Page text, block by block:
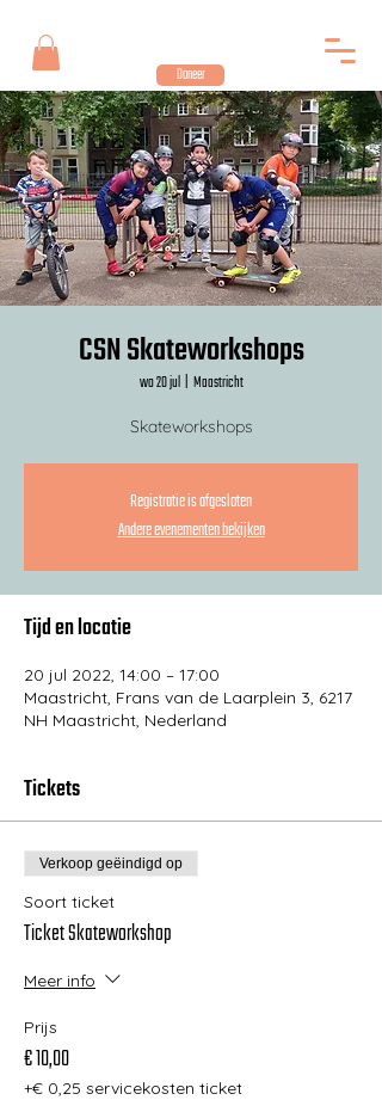
Doneer
CSN Skateworkshops
wo 20 jul
  |
Maastricht
Skateworkshops
Registratie is afgesloten
Andere evenementen bekijken
Tijd en locatie
20 jul 2022, 14:00 – 17:00
Maastricht, Frans van de Laarplein 3, 6217
NH Maastricht, Nederland
Tickets
Verkoop geëindigd op
Soort ticket
Ticket Skateworkshop
Meer info
Prijs
€ 10,00
+€ 0,25 servicekosten ticket